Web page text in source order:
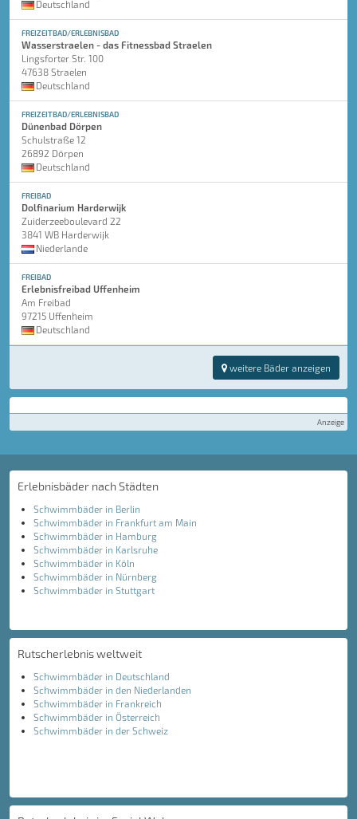
Deutschland
FREIZEITBAD/ERLEBNISBAD
Wasserstraelen - das Fitnessbad Straelen
Lingsforter Str. 100
47638 Straelen
Deutschland
FREIZEITBAD/ERLEBNISBAD
Dünenbad Dörpen
Schulstraße 12
26892 Dörpen
Deutschland
FREIBAD
Dolfinarium Harderwijk
Zuiderzeeboulevard 22
3841 WB Harderwijk
Niederlande
FREIBAD
Erlebnisfreibad Uffenheim
Am Freibad
97215 Uffenheim
Deutschland
weitere Bäder anzeigen
Anzeige
Erlebnisbäder nach Städten
Schwimmbäder in Berlin
Schwimmbäder in Frankfurt am Main
Schwimmbäder in Hamburg
Schwimmbäder in Karlsruhe
Schwimmbäder in Köln
Schwimmbäder in Nürnberg
Schwimmbäder in Stuttgart
Rutscherlebnis weltweit
Schwimmbäder in Deutschland
Schwimmbäder in den Niederlanden
Schwimmbäder in Frankreich
Schwimmbäder in Österreich
Schwimmbäder in der Schweiz